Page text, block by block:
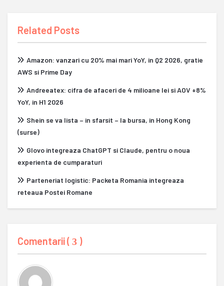
Related Posts
Amazon: vanzari cu 20% mai mari YoY, in Q2 2026, gratie
AWS si Prime Day
Andreeatex: cifra de afaceri de 4 milioane lei si AOV +8%
YoY, in H1 2026
Shein se va lista – in sfarsit – la bursa, in Hong Kong
(surse)
Glovo integreaza ChatGPT si Claude, pentru o noua
experienta de cumparaturi
Parteneriat logistic: Packeta Romania integreaza
reteaua Postei Romane
Comentarii ( 3 )